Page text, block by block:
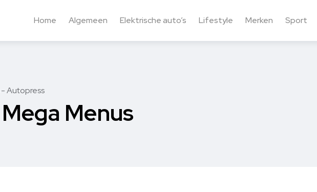
Home Algemeen Elektrische auto’s Lifestyle Merken Sport
Autopress
Mega Menus